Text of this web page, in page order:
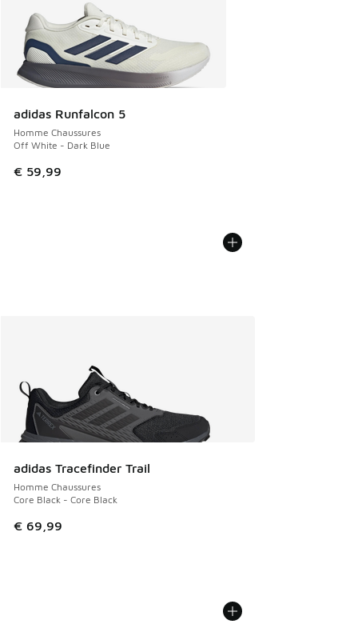
adidas Runfalcon 5
Homme Chaussures
Off White - Dark Blue
€ 59,99
adidas Tracefinder Trail
Homme Chaussures
Core Black - Core Black
€ 69,99